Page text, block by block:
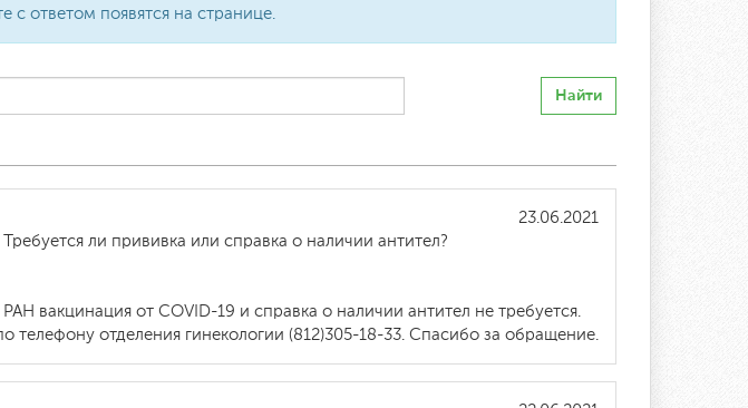
с ответом появятся на странице.
Найти
23.06.2021
ли прививка или справка о наличии антител?
вакцинация от COVID-19 и справка о наличии антител не требуется.
телефону отделения гинекологии (812)305-18-33. Спасибо за обращение.